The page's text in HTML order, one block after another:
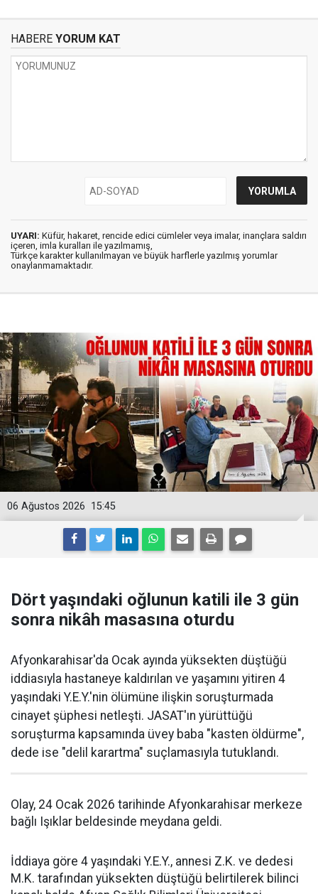
HABERE YORUM KAT
UYARI: Küfür, hakaret, rencide edici cümleler veya imalar, inançlara saldırı
içeren, imla kuralları ile yazılmamış,
Türkçe karakter kullanılmayan ve büyük harflerle yazılmış yorumlar
onaylanmamaktadır.
15:45
06 Ağustos 2026
Dört yaşındaki oğlunun katili ile 3 gün
sonra nikâh masasına oturdu
Afyonkarahisar'da Ocak ayında yüksekten düştüğü
iddiasıyla hastaneye kaldırılan ve yaşamını yitiren 4
yaşındaki Y.E.Y.'nin ölümüne ilişkin soruşturmada
cinayet şüphesi netleşti. JASAT'ın yürüttüğü
soruşturma kapsamında üvey baba "kasten öldürme",
dede ise "delil karartma" suçlamasıyla tutuklandı.
Olay, 24 Ocak 2026 tarihinde Afyonkarahisar merkeze
bağlı Işıklar beldesinde meydana geldi.
İddiaya göre 4 yaşındaki Y.E.Y., annesi Z.K. ve dedesi
M.K. tarafından yüksekten düştüğü belirtilerek bilinci